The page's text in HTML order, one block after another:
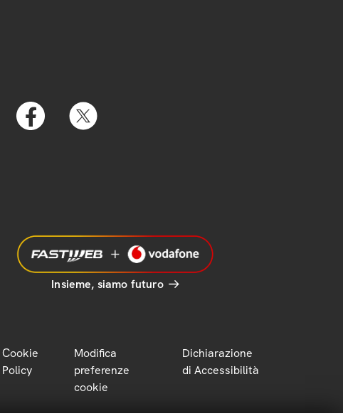
Insieme, siamo futuro
Cookie
Policy
Modifica
preferenze
cookie
Dichiarazione
di Accessibilità